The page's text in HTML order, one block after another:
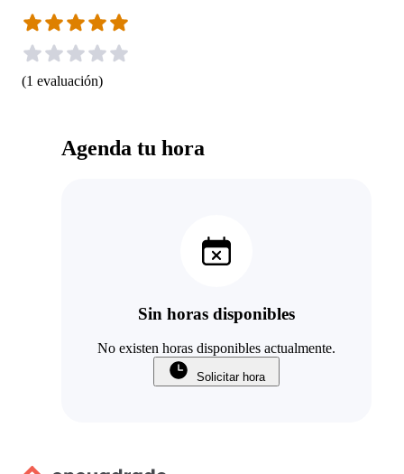
(1 evaluación)
Agenda tu hora
Sin horas disponibles
No existen horas disponibles actualmente.
Solicitar hora